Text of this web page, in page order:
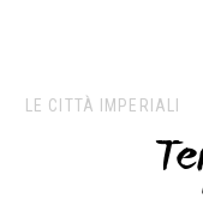
LE CITTÀ IMPERIALI